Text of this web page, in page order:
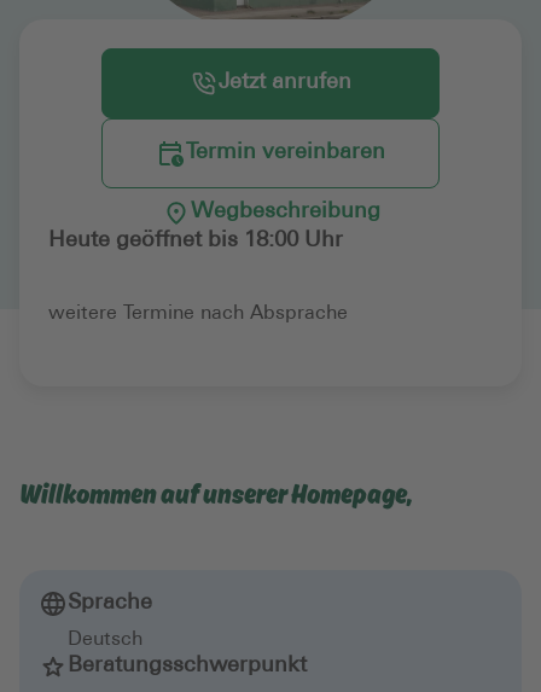
Jetzt anrufen
Termin vereinbaren
Wegbeschreibung
Heute geöffnet bis 18:00 Uhr
weitere Termine nach Absprache
Willkommen auf unserer Homepage,
Sprache
Deutsch
Beratungsschwerpunkt